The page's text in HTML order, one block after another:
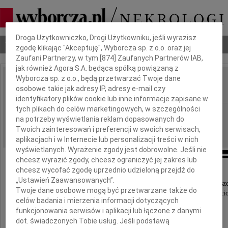
Nekrologi Odeszli Poradnik pogrzebowy
IMIĘ I NAZWISKO: Maria Zubrzycka
REGION: Wrocław
DATA EMISJI: 21.12.2010
Z głębokim żalem zawiadamiamy,
że 18 grudnia 2010 roku odeszła od nas na
przeżywszy 80 lat, ukochana Mama, Babcia i
Dbamy o Twoją prywatność
Droga Użytkowniczko, Drogi Użytkowniku, jeśli wyrazisz
zgodę klikając "Akceptuję", Wyborcza sp. z o.o. oraz jej
Zaufani Partnerzy, w tym [874 ] Zaufanych Partnerów IAB,
jak również Agora S.A. będąca spółką powiązaną z
Wyborcza sp. z o.o., będą przetwarzać Twoje dane
osobowe takie jak adresy IP, adresy e-mail czy
identyfikatory plików cookie lub inne informacje zapisane w
tych plikach do celów marketingowych, w szczególności
na potrzeby wyświetlania reklam dopasowanych do
Twoich zainteresowań i preferencji w swoich serwisach,
aplikacjach i w Internecie lub personalizacji treści w nich
wyświetlanych. Wyrażenie zgody jest dobrowolne. Jeśli nie
chcesz wyrazić zgody, chcesz ograniczyć jej zakres lub
chcesz wycofać zgodę uprzednio udzieloną przejdź do
„Ustawień Zaawansowanych”.
Twoje dane osobowe mogą być przetwarzane także do
celów badania i mierzenia informacji dotyczących
funkcjonowania serwisów i aplikacji lub łączone z danymi
dot. świadczonych Tobie usług. Jeśli podstawą